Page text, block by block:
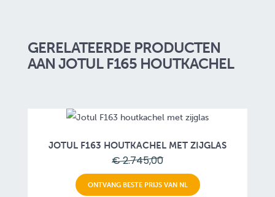
GERELATEERDE PRODUCTEN
AAN JOTUL F165 HOUTKACHEL
JOTUL F163 HOUTKACHEL MET ZIJGLAS
€ 2.745,00
ONTVANG BESTE PRIJS VAN NL